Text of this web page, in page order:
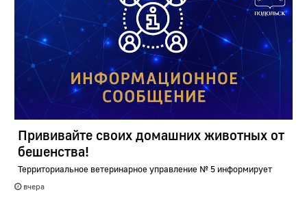
Прививайте своих домашних животных от
бешенства!
Территориальное ветеринарное управление № 5 информирует
вчера